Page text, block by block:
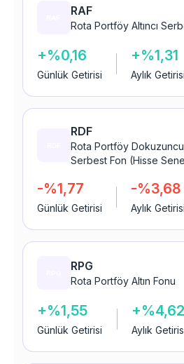
RAF
Rota Portföy Altıncı
+%0,16
Günlük Getirisi
+%1,31
Aylık Getirisi
RDF
Rota Portföy
Serbest Fon (Hisse
-%1,77
Günlük Getirisi
-%3,68
Aylık Getirisi
RPG
Rota Portföy Altın Fonu
+%1,55
Günlük Getirisi
+%4,62
Aylık